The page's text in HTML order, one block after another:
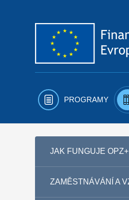
PROGRAMY
JAK FUNGUJE OPZ+
ZAMĚSTNÁVÁNÍ A